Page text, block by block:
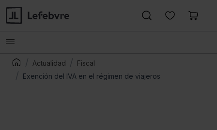
Actualidad
Fiscal
Exención del IVA en el régimen de viajeros